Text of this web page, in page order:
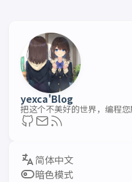
yexca'Blog
把这个不美好的世界，编程您
暗色模式